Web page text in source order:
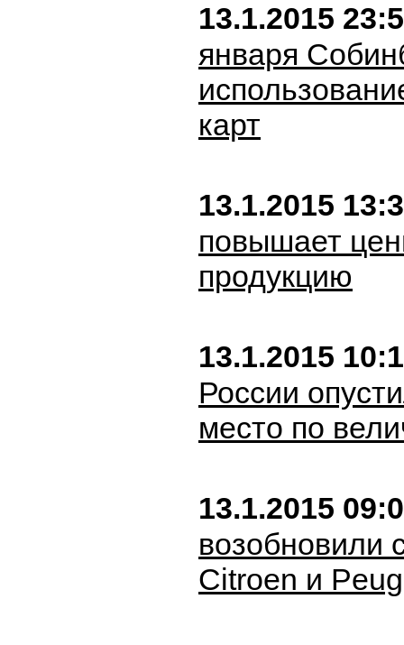
13.1.2015
января
карт
13.1.2015
повышает
продукцию
13.1.2015
России
место по
13.1.2015
возобновили
Citroen и